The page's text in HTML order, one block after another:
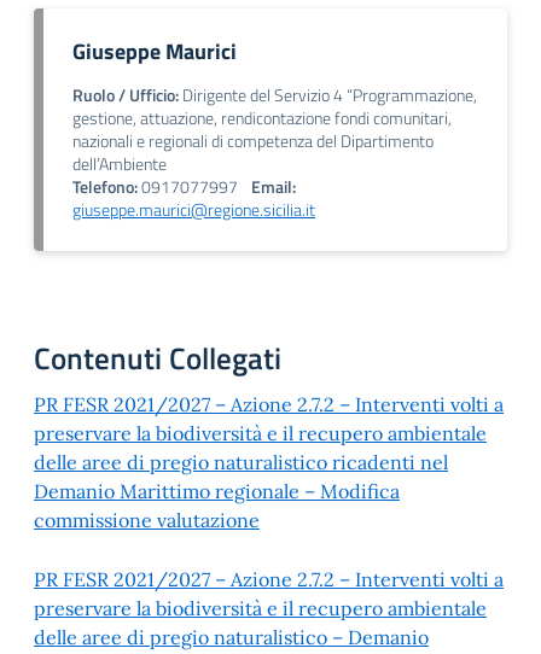
Giuseppe Maurici
Ruolo / Ufficio:Dirigente del Servizio 4 “Programmazione,
gestione, attuazione, rendicontazione fondi comunitari,
nazionali e regionali di competenza del Dipartimento
dell’Ambiente
Telefono:0917077997 Email:
giuseppe.maurici@regione.sicilia.it
Contenuti Collegati
PR FESR 2021/2027 – Azione 2.7.2 – Interventi volti a
preservare la biodiversità e il recupero ambientale
delle aree di pregio naturalistico ricadenti nel
Demanio Marittimo regionale – Modifica
commissione valutazione
PR FESR 2021/2027 – Azione 2.7.2 – Interventi volti a
preservare la biodiversità e il recupero ambientale
delle aree di pregio naturalistico – Demanio